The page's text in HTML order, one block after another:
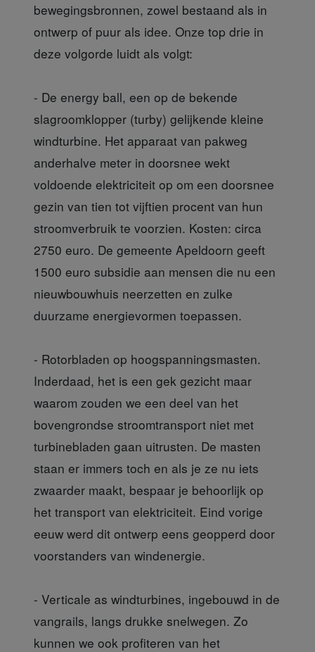
bewegingsbronnen, zowel bestaand als in
ontwerp of puur als idee. Onze top drie in
deze volgorde luidt als volgt:
- De energy ball, een op de bekende
slagroomklopper (turby) gelijkende kleine
windturbine. Het apparaat van pakweg
anderhalve meter in doorsnee wekt
voldoende elektriciteit op om een doorsnee
gezin van tien tot vijftien procent van hun
stroomverbruik te voorzien. Kosten: circa
2750 euro. De gemeente Apeldoorn geeft
1500 euro subsidie aan mensen die nu een
nieuwbouwhuis neerzetten en zulke
duurzame energievormen toepassen.
- Rotorbladen op hoogspanningsmasten.
Inderdaad, het is een gek gezicht maar
waarom zouden we een deel van het
bovengrondse stroomtransport niet met
turbinebladen gaan uitrusten. De masten
staan er immers toch en als je ze nu iets
zwaarder maakt, bespaar je behoorlijk op
het transport van elektriciteit. Eind vorige
eeuw werd dit ontwerp eens geopperd door
voorstanders van windenergie.
- Verticale as windturbines, ingebouwd in de
vangrails, langs drukke snelwegen. Zo
kunnen we ook profiteren van het